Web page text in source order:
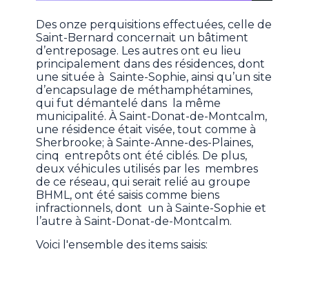
Des onze perquisitions effectuées, celle de
Saint-Bernard concernait un bâtiment
d’entreposage. Les autres ont eu lieu
principalement dans des résidences, dont
une située à Sainte-Sophie, ainsi qu’un site
d’encapsulage de méthamphétamines,
qui fut démantelé dans la même
municipalité. À Saint-Donat-de-Montcalm,
une résidence était visée, tout comme à
Sherbrooke; à Sainte-Anne-des-Plaines,
cinq entrepôts ont été ciblés. De plus,
deux véhicules utilisés par les membres
de ce réseau, qui serait relié au groupe
BHML, ont été saisis comme biens
infractionnels, dont un à Sainte-Sophie et
l’autre à Saint-Donat-de-Montcalm.
Voici l'ensemble des items saisis: